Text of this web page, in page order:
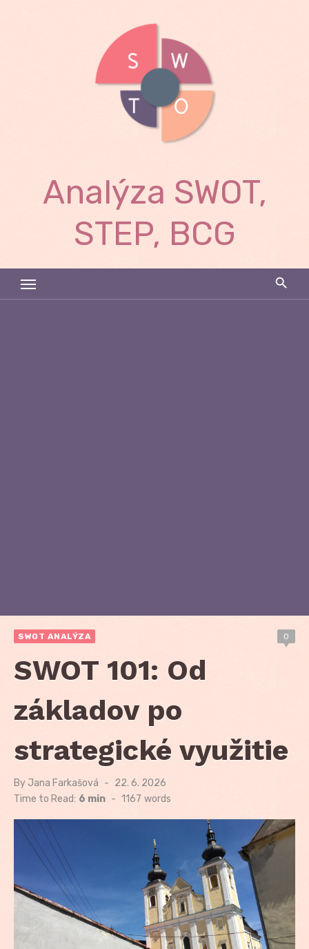
Analýza SWOT,
STEP, BCG
SWOT ANALÝZA 0
SWOT 101: Od
základov po
strategické využitie
By Jana Farkašová
Posted
on
22. 6. 2026
Time to Read: 6 min - 1167 words